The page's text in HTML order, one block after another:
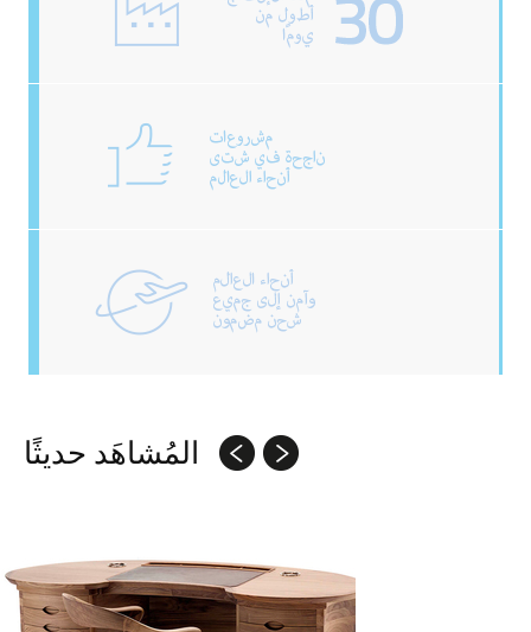
المُشاهَد حديثًا